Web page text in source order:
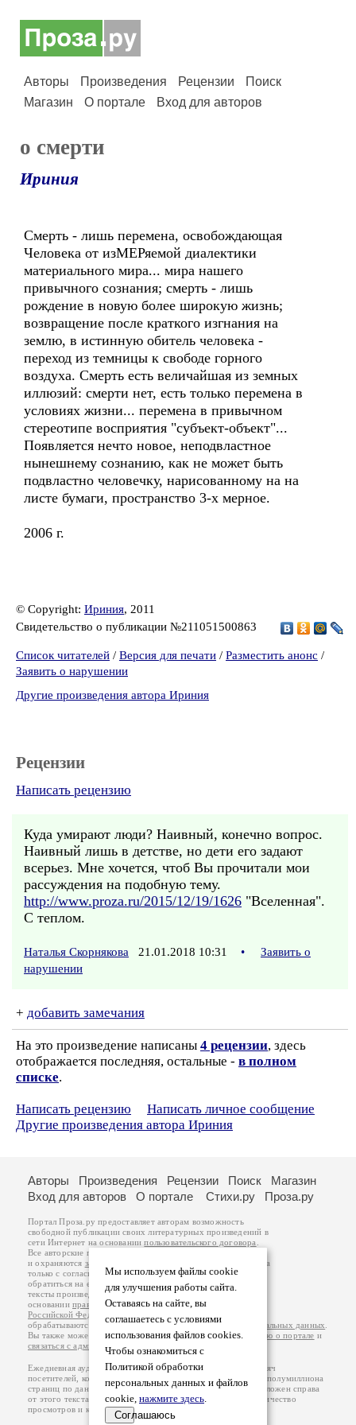
Авторы Произведения Рецензии
Поиск
Магазин
О портале Вход для авторов
о смерти
Ириния
Смерть - лишь перемена, освобождающая
Человека от изМЕРяемой диалектики
материального мира... мира нашего
привычного сознания; смерть - лишь
рождение в новую более широкую жизнь;
возвращение после краткого изгнания на
землю, в истинную обитель человека -
переход из темницы к свободе горного
воздуха. Смерть есть величайшая из земных
иллюзий: смерти нет, есть только перемена в
условиях жизни... перемена в привычном
стереотипе восприятия "субъект-объект"...
Появляется нечто новое, неподвластное
нынешнему сознанию, как не может быть
подвластно человечку, нарисованному на на
листе бумаги, пространство 3-х мерное.
2006 г.
© Copyright: Ириния, 2011
Свидетельство о публикации №211051500863
Список читателей / Версия для печати / Разместить анонс /
Заявить о нарушении
Другие произведения автора Ириния
Рецензии
Написать рецензию
Куда умирают люди? Наивный, конечно вопрос.
Наивный лишь в детстве, но дети его задают
всерьез. Мне хочется, чтоб Вы прочитали мои
рассуждения на подобную тему.
http://www.proza.ru/2015/12/19/1626 "Вселенная".
С теплом.
Наталья Скорнякова 21.01.2018 10:31 •
Заявить о
нарушении
+ добавить замечания
На это произведение написаны 4 рецензии, здесь
отображается последняя, остальные - в полном
списке.
Написать рецензию
Написать личное сообщение
Другие произведения автора Ириния
Мы используем файлы cookie
для улучшения работы сайта.
Оставаясь на сайте, вы
соглашаетесь с условиями
использования файлов cookies.
Чтобы ознакомиться с
Политикой обработки
персональных данных и файлов
cookie, нажмите здесь.
Соглашаюсь
Авторы Произведения Рецензии Поиск
Магазин
Вход для авторов
О портале Стихи.ру Проза.ру
Портал Проза.ру предоставляет авторам возможность
свободной публикации своих литературных произведений в
сети Интернет на основаниипользовательского договора
Все авторские права на произведения принадлежат авторам
и охраняются законом
. Перепечатка произведений возможна
только с согласия его автора, к которому вы можете
обратиться на его авторской странице. Ответственность за
тексты произведений авторы несут самостоятельно на
основанииправил публикацииизаконодательства
Российской Федерации
обрабатываются на основанииПолитики обработки персональных данных
Вы также можете посмотреть более подробнуюинформацию о портале и
связаться с администрацией
Ежедневная аудитория портала Проза.ру – порядка 100 тысяч
посетителей, которые в общей сумме просматривают более полумиллиона
страниц по данным счетчика посещаемости, который расположен справа
от этого текста. В каждой графе указано по две цифры: количество
просмотров и количество посетителей.